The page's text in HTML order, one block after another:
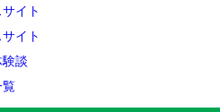
イト
イト
談
覧